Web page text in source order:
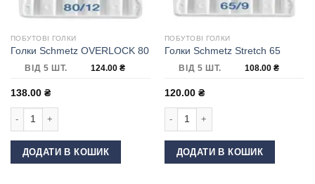
ПОБУТОВІ ГОЛКИ
Голки Schmetz OVERLOCK 80
ВІД 5 ШТ. 124.00 ₴
138.00 ₴
ДОДАТИ В КОШИК
ПОБУТОВІ ГОЛКИ
Голки Schmetz Stretch 65
ВІД 5 ШТ. 108.00 ₴
120.00 ₴
ДОДАТИ В КОШИК